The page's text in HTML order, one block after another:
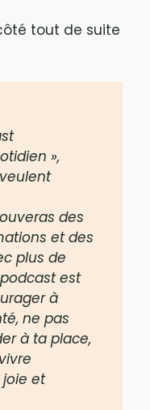
tout de suite
»,
des
et des
plus de
est
à
ne pas
à ta place,
et